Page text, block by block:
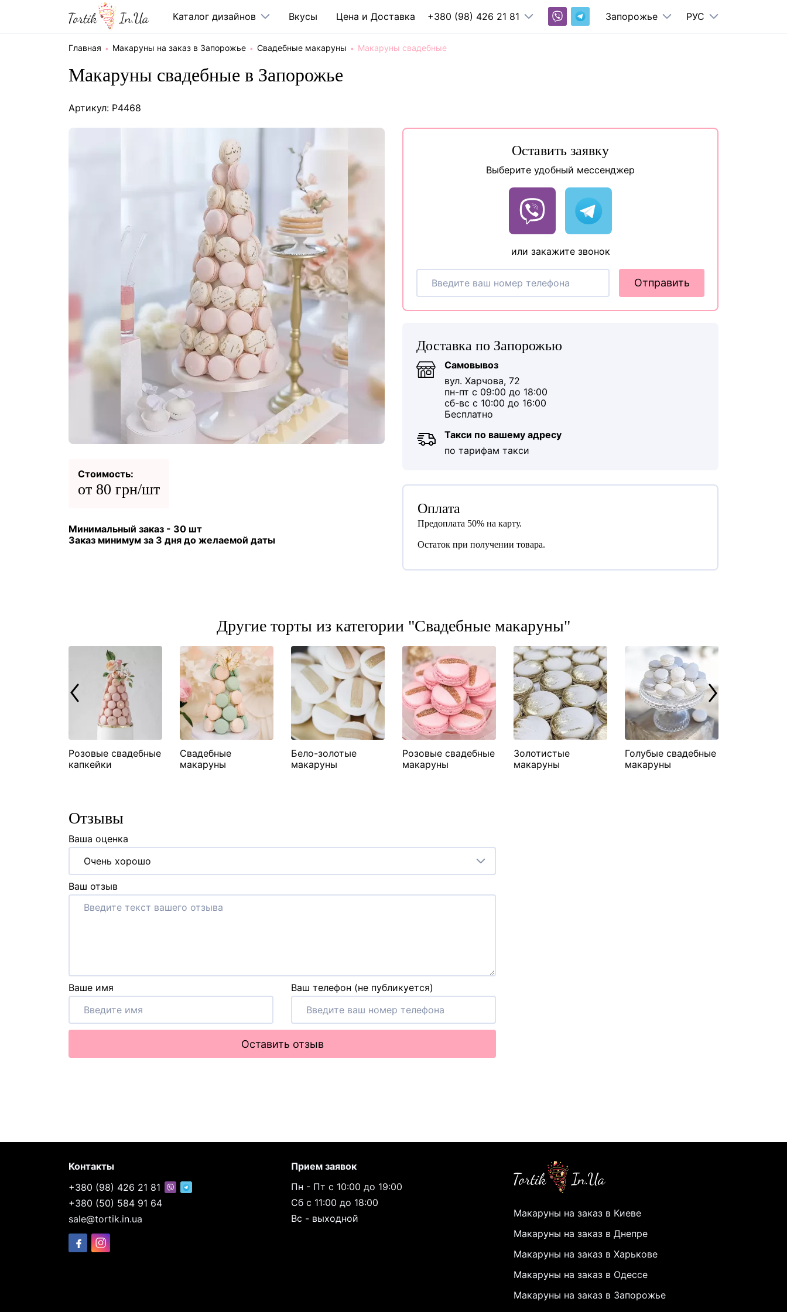
Каталог дизайнов Вкусы Цена и Доставка +380 (98) 426 21 81 Запорожье РУС
Главная Макаруны на заказ в Запорожье Свадебные макаруны Макаруны свадебные
Макаруны свадебные в Запорожье
Артикул: P4468
Стоимость:
от 80 грн/шт
Минимальный заказ - 30 шт
Заказ минимум за 3 дня до желаемой даты
Оставить заявку
Выберите удобный мессенджер
или закажите звонок
Отправить
Доставка по Запорожью
Самовывоз
вул. Харчова, 72
пн-пт с 09:00 до 18:00
сб-вс с 10:00 до 16:00
Бесплатно
Такси по вашему адресу
по тарифам такси
Оплата
Предоплата 50% на карту.
Остаток при получении товара.
Другие торты из категории "Свадебные макаруны"
Розовые свадебные
капкейки
Свадебные
макаруны
Бело-золотые
макаруны
Розовые свадебные
макаруны
Золотистые
макаруны
Голубые свадебные
макаруны
Отзывы
Ваша оценка
Очень хорошо
Ваш отзыв
Ваше имя Ваш телефон (не публикуется)
Оставить отзыв
Контакты
+380 (98) 426 21 81
+380 (50) 584 91 64
sale@tortik.in.ua
Прием заявок
Пн - Пт с 10:00 до 19:00
Сб с 11:00 до 18:00
Вс - выходной
Макаруны на заказ в Киеве
Макаруны на заказ в Днепре
Макаруны на заказ в Харькове
Макаруны на заказ в Одессе
Макаруны на заказ в Запорожье